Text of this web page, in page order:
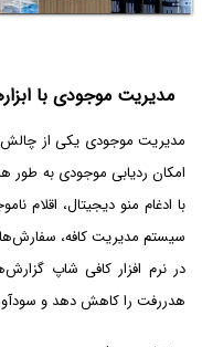
مدیریت موجودی با
مدیریت موجودی یکی از
امکان ردیابی موجودی به طور
با ادغام منو دیجیتال، اقلام
سیستم مدیریت کافه،
در نرم افزار کافی شاپ
هدررفت را کاهش دهد و